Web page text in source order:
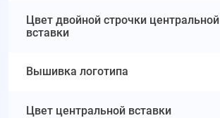
Цвет двойной строчки центральной
вставки
Вышивка логотипа
Цвет центральной вставки